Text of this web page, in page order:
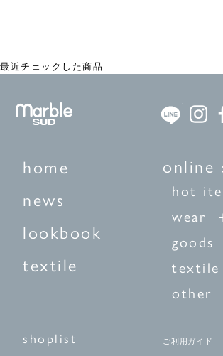
最近チェックした商品
home
news
lookbook
textile
online
hot
wear
goods
textile
other
shoplist ご利用ガイド